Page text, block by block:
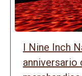
I Nine Inch
anniversario